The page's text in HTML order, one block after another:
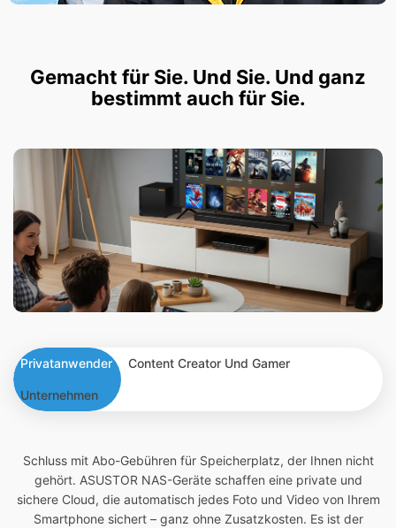
Gemacht für Sie. Und Sie. Und ganz
bestimmt auch für Sie.
Privatanwender Content Creator Und Gamer
Unternehmen
Schluss mit Abo-Gebühren für Speicherplatz, der Ihnen nicht
gehört. ASUSTOR NAS-Geräte schaffen eine private und
sichere Cloud, die automatisch jedes Foto und Video von Ihrem
Smartphone sichert – ganz ohne Zusatzkosten. Es ist der